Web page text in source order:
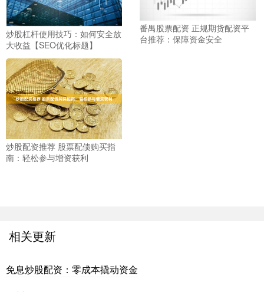
炒股杠杆使用技巧：如何安全放
大收益【SEO优化标题】
番禺股票配资 正规期货配资平
台推荐：保障资金安全
炒股配资推荐 股票配债购买指
南：轻松参与增资获利
相关更新
免息炒股配资：零成本撬动资金